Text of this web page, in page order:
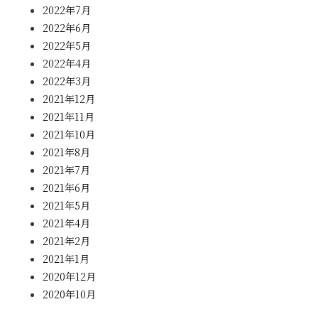
2022年7月
2022年6月
2022年5月
2022年4月
2022年3月
2021年12月
2021年11月
2021年10月
2021年8月
2021年7月
2021年6月
2021年5月
2021年4月
2021年2月
2021年1月
2020年12月
2020年10月